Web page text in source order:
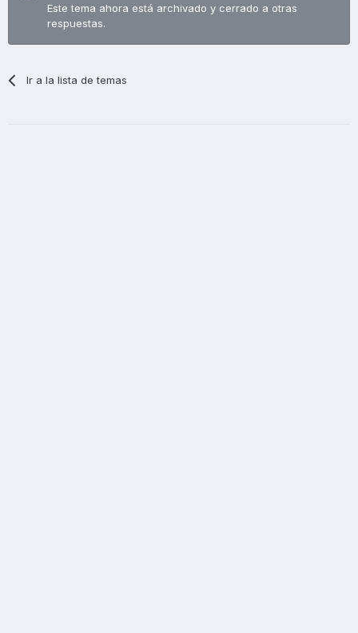
Este tema ahora está archivado y cerrado a otras
respuestas.
Ir a la lista de temas